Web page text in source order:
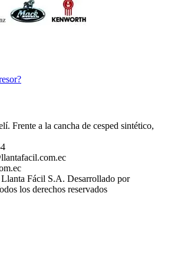
Frente a la cancha de cesped sintético,
Fácil S.A. Desarrollado por
los derechos reservados